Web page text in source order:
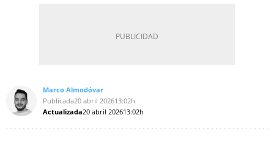
Marco Almodóvar
Publicada20 abril 202613:02h
Actualizada20 abril 202613:02h